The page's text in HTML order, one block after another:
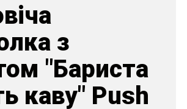
з
"Бариста
каву" Push